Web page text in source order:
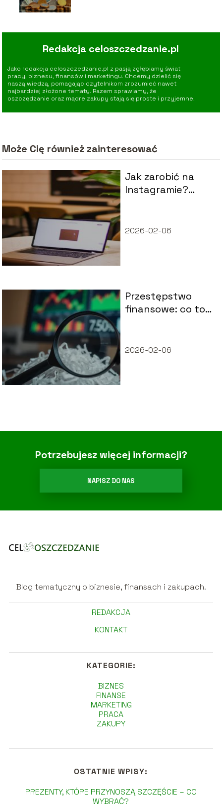
Redakcja celoszczedzanie.pl
Jako redakcja celoszczedzanie.pl z pasją zgłębiamy świat
pracy, biznesu, finansów i marketingu. Chcemy dzielić się
naszą wiedzą, pomagając czytelnikom zrozumieć nawet
najbardziej złożone tematy. Razem sprawiamy, że
oszczędzanie oraz mądre zakupy stają się proste i przyjemne!
Może Cię również zainteresować
Jak zarobić na
Instagramie?
2026-02-06
Przestępstwo
finansowe: co to
2026-02-06
Potrzebujesz więcej informacji?
NAPISZ DO NAS
Blog tematyczny o biznesie, finansach i zakupach.
REDAKCJA
KONTAKT
KATEGORIE:
BIZNES
FINANSE
MARKETING
PRACA
ZAKUPY
OSTATNIE WPISY:
PREZENTY, KTÓRE PRZYNOSZĄ SZCZĘŚCIE – CO
WYBRAĆ?